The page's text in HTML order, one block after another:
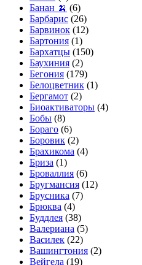
Банан 🍌 (6)
Барбарис (26)
Барвинок (12)
Бартония (1)
Бархатцы (150)
Баухиния (2)
Бегония (179)
Белоцветник (1)
Бергамот (2)
Биоактиваторы (4)
Бобы (8)
Бораго (6)
Боровик (2)
Брахикома (4)
Бриза (1)
Броваллия (6)
Бругмансия (12)
Брусника (7)
Брюква (4)
Буддлея (38)
Валериана (5)
Василек (22)
Вашингтония (2)
Вейгела (19)